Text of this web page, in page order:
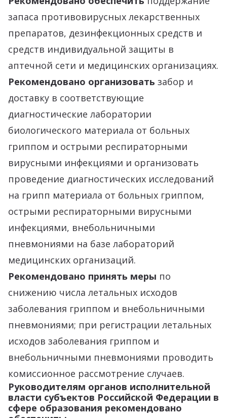
запаса противовирусных лекарственных
препаратов, дезинфекционных средств и
средств индивидуальной защиты в
аптечной сети и медицинских организациях.
Рекомендовано организовать забор и
доставку в соответствующие
диагностические лаборатории
биологического материала от больных
гриппом и острыми респираторными
вирусными инфекциями и организовать
проведение диагностических исследований
на грипп материала от больных гриппом,
острыми респираторными вирусными
инфекциями, внебольничными
пневмониями на базе лабораторий
медицинских организаций.
Рекомендовано принять меры по
снижению числа летальных исходов
заболевания гриппом и внебольничными
пневмониями; при регистрации летальных
исходов заболевания гриппом и
внебольничными пневмониями проводить
комиссионное рассмотрение случаев.
Руководителям органов исполнительной
власти субъектов Российской Федерации в
сфере образования рекомендовано